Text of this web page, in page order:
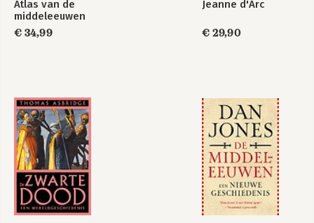
Atlas van de
middeleeuwen
€ 34,99
Jeanne d'Arc
€ 29,90